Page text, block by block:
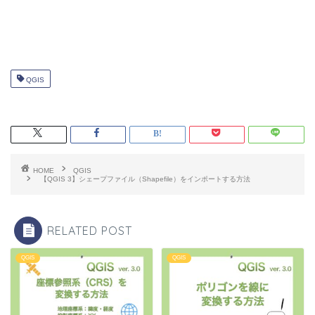
QGIS
HOME
QGIS
【QGIS 3】シェープファイル（Shapefile）をインポートする方法
RELATED POST
QGIS QGIS